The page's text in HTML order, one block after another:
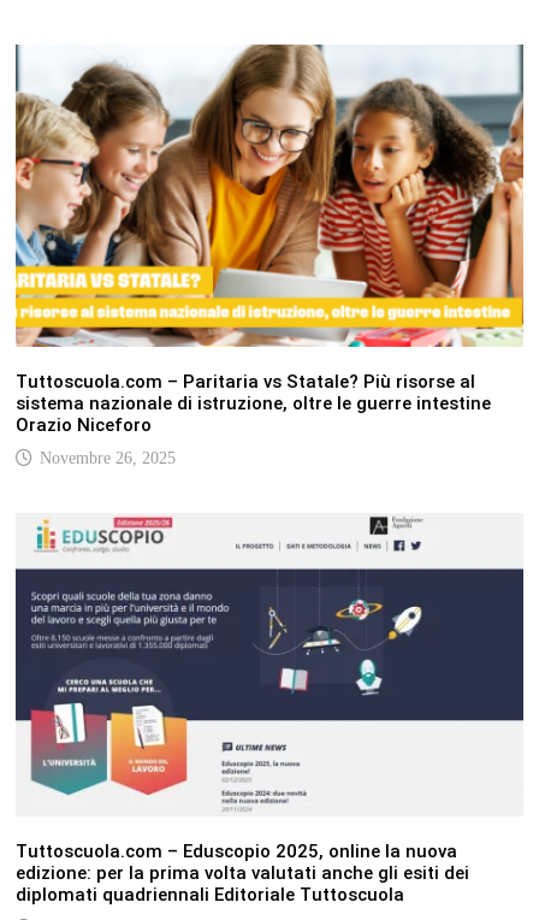
Tuttoscuola.com – Paritaria vs Statale? Più risorse al
sistema nazionale di istruzione, oltre le guerre intestine
Orazio Niceforo
Novembre 26, 2025
Tuttoscuola.com – Eduscopio 2025, online la nuova
edizione: per la prima volta valutati anche gli esiti dei
diplomati quadriennali Editoriale Tuttoscuola